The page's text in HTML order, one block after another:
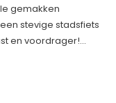
gemakken
stevige stadsfiets
en voordrager!...